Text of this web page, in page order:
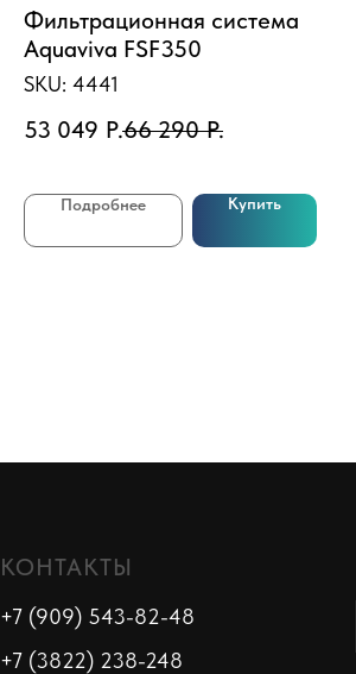
Фильтрационная система
Aquaviva FSF350
SKU: 4441
53 049 Р.66 290 Р.
Подробнее Купить
КОНТАКТЫ
+7 (909) 543-82-48
+7 (3822) 238-248